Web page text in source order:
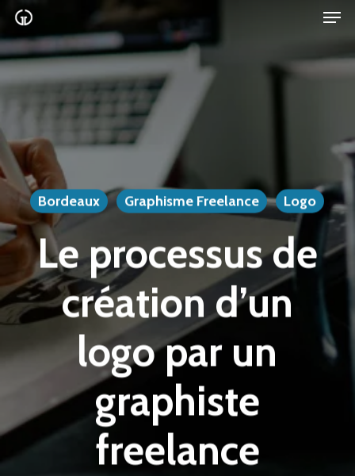
Skip
to
main
Bordeaux Graphisme Freelance Logo
Le processus de
création d’un
logo par un
graphiste
freelance